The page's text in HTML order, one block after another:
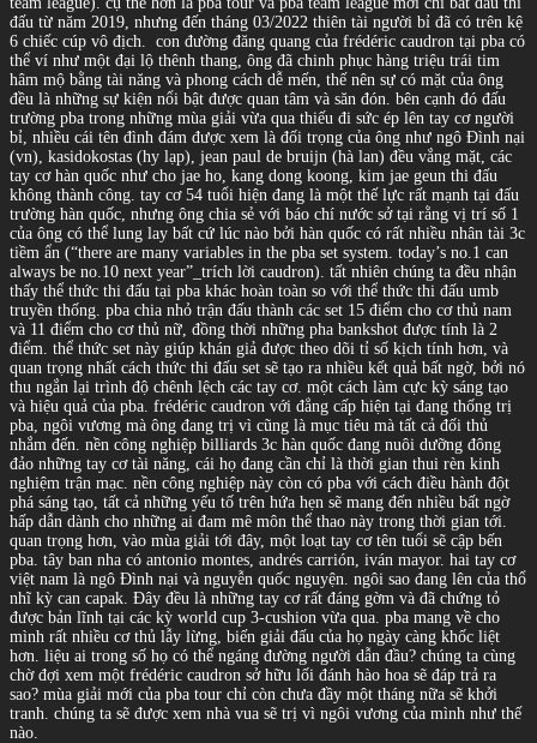
đấu từ năm 2019, nhưng đến tháng 03/2022 thiên tài người bỉ đã có trên kệ
6 chiếc cúp vô địch.
con đường đăng quang của frédéric caudron tại pba có
thể ví như một đại lộ thênh thang, ông đã chinh phục hàng triệu trái tim
hâm mộ bằng tài năng và phong cách dễ mến, thế nên sự có mặt của ông
đều là những sự kiện nổi bật được quan tâm và săn đón. bên cạnh đó đấu
trường pba trong những mùa giải vừa qua thiếu đi sức ép lên tay cơ người
bỉ, nhiều cái tên đình đám được xem là đối trọng của ông như ngô Đình nại
(vn), kasidokostas (hy lạp), jean paul de bruijn (hà lan) đều vắng mặt, các
tay cơ hàn quốc như cho jae ho, kang dong koong, kim jae geun thi đấu
không thành công. tay cơ 54 tuổi hiện đang là một thế lực rất mạnh tại đấu
trường hàn quốc, nhưng ông chia sẻ với báo chí nước sở tại rằng vị trí số 1
của ông có thể lung lay bất cứ lúc nào bởi hàn quốc có rất nhiều nhân tài 3c
tiềm ẩn (“there are many variables in the pba set system. today’s no.1 can
always be no.10 next year”_trích lời caudron). tất nhiên chúng ta đều nhận
thấy thể thức thi đấu tại pba khác hoàn toàn so với thể thức thi đấu umb
truyền thống. pba chia nhỏ trận đấu thành các set 15 điểm cho cơ thủ nam
và 11 điểm cho cơ thủ nữ, đồng thời những pha bankshot được tính là 2
điểm. thể thức set này giúp khán giả được theo dõi tỉ số kịch tính hơn, và
quan trọng nhất cách thức thi đấu set sẽ tạo ra nhiều kết quả bất ngờ, bởi nó
thu ngắn lại trình độ chênh lệch các tay cơ. một cách làm cực kỳ sáng tạo
và hiệu quả của pba. frédéric caudron với đẳng cấp hiện tại đang thống trị
pba, ngôi vương mà ông đang trị vì cũng là mục tiêu mà tất cả đối thủ
nhắm đến. nền công nghiệp billiards 3c hàn quốc đang nuôi dưỡng đông
đảo những tay cơ tài năng, cái họ đang cần chỉ là thời gian thui rèn kinh
nghiệm trận mạc. nền công nghiệp này còn có pba với cách điều hành đột
phá sáng tạo, tất cả những yếu tố trên hứa hẹn sẽ mang đến nhiều bất ngờ
hấp dẫn dành cho những ai đam mê môn thể thao này trong thời gian tới.
quan trọng hơn, vào mùa giải tới đây, một loạt tay cơ tên tuổi sẽ cập bến
pba. tây ban nha có antonio montes, andrés carrión, iván mayor. hai tay cơ
việt nam là ngô Đình nại và nguyễn quốc nguyện. ngôi sao đang lên của thổ
nhĩ kỳ can capak. Đây đều là những tay cơ rất đáng gờm và đã chứng tỏ
được bản lĩnh tại các kỳ world cup 3-cushion vừa qua. pba mang về cho
mình rất nhiều cơ thủ lẫy lừng, biến giải đấu của họ ngày càng khốc liệt
hơn. liệu ai trong số họ có thể ngáng đường người dẫn đầu? chúng ta cùng
chờ đợi xem một frédéric caudron sở hữu lối đánh hào hoa sẽ đáp trả ra
sao? mùa giải mới của pba tour chỉ còn chưa đầy một tháng nữa sẽ khởi
tranh. chúng ta sẽ được xem nhà vua sẽ trị vì ngôi vương của mình như thế
nào.